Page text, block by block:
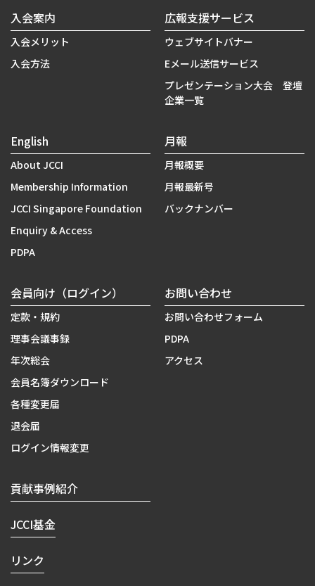
入会案内
入会メリット
入会方法
広報支援サービス
ウェブサイトバナー
Eメール送信サービス
プレゼンテーション大会 登壇
企業一覧
English
About JCCI
Membership Information
JCCI Singapore Foundation
Enquiry & Access
PDPA
月報
月報概要
月報最新号
バックナンバー
会員向け（ログイン）
定款・規約
理事会議事録
年次総会
会員名簿ダウンロード
各種変更届
退会届
ログイン情報変更
お問い合わせ
お問い合わせフォーム
PDPA
アクセス
貢献事例紹介
JCCI基金
リンク